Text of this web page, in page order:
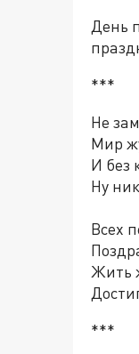
День
***
Не
Мир
И без
Ну
Всех
Жить
***